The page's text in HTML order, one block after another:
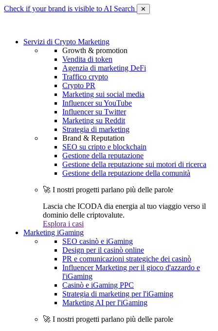
Check if your brand is visible to AI Search ✕
Servizi di Crypto Marketing
Growth & promotion
Vendita di token
Agenzia di marketing DeFi
Traffico crypto
Crypto PR
Marketing sui social media
Influencer su YouTube
Influencer su Twitter
Marketing su Reddit
Strategia di marketing
Brand & Reputation
SEO su cripto e blockchain
Gestione della reputazione
Gestione della reputazione sui motori di ricerca
Gestione della reputazione della comunità
🚀 I nostri progetti parlano più delle parole
Lascia che ICODA dia energia al tuo viaggio verso il
dominio delle criptovalute.
Esplora i casi
Marketing iGaming
SEO casinò e iGaming
Design per il casinò online
PR e comunicazioni strategiche dei casinò
Influencer Marketing per il gioco d'azzardo e
l'iGaming
Casinò e iGaming PPC
Strategia di marketing per l'iGaming
Marketing AI per l'iGaming
🚀 I nostri progetti parlano più delle parole